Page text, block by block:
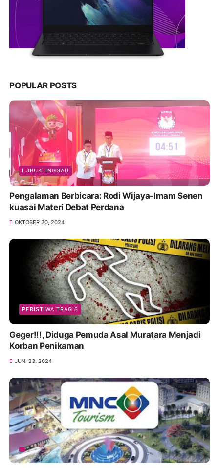
POPULAR POSTS
LUBUKLINGGAU
Pengalaman Berbicara: Rodi Wijaya-Imam Senen
kuasai Materi Debat Perdana
OKTOBER 30, 2024
PERISTIWA TRAGIS
Geger!!!, Diduga Pemuda Asal Muratara Menjadi
Korban Penikaman
JUNI 23, 2024